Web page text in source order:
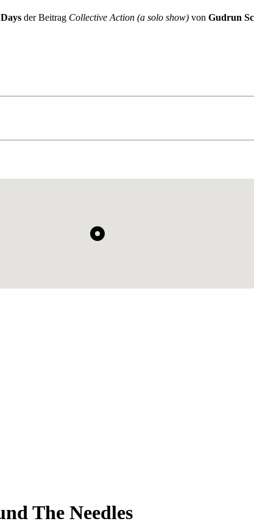
der Beitrag Collective Action (a solo show) von Gudrun
The Needles